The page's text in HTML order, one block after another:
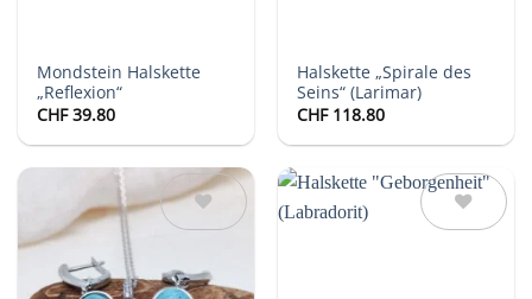
Mondstein Halskette
„Reflexion“
CHF39.80
Halskette „Spirale des
Seins“ (Larimar)
CHF118.80